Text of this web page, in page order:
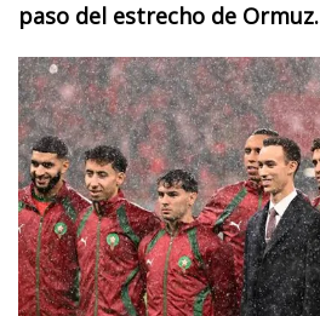
paso del estrecho de Ormuz.